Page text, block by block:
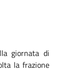
giornata di
la frazione